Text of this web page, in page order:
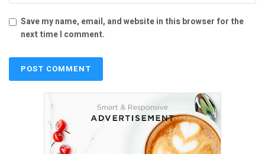
Save my name, email, and website in this browser for the
next time I comment.